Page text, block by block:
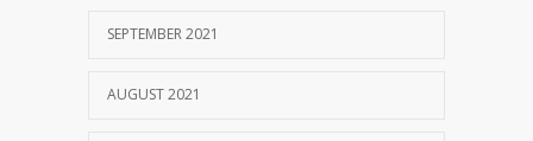
SEPTEMBER 2021
AUGUST 2021